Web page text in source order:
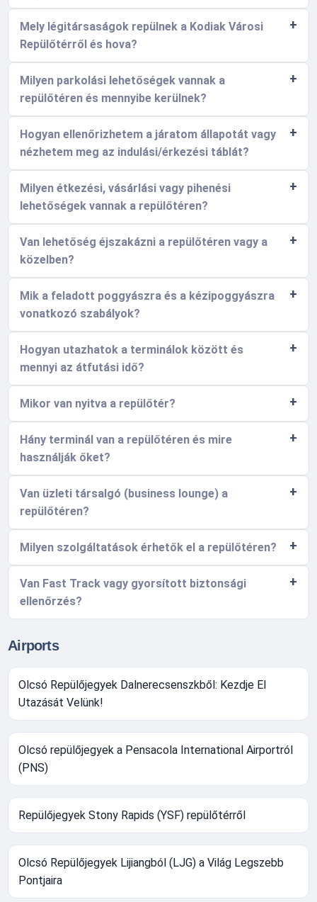
Mely légitársaságok repülnek a Kodiak Városi
Repülőtérről és hova?
Milyen parkolási lehetőségek vannak a
repülőtéren és mennyibe kerülnek?
Hogyan ellenőrizhetem a járatom állapotát vagy
nézhetem meg az indulási/érkezési táblát?
Milyen étkezési, vásárlási vagy pihenési
lehetőségek vannak a repülőtéren?
Van lehetőség éjszakázni a repülőtéren vagy a
közelben?
Mik a feladott poggyászra és a kézipoggyászra
vonatkozó szabályok?
Hogyan utazhatok a terminálok között és
mennyi az átfutási idő?
Mikor van nyitva a repülőtér?
Hány terminál van a repülőtéren és mire
használják őket?
Van üzleti társalgó (business lounge) a
repülőtéren?
Milyen szolgáltatások érhetők el a repülőtéren?
Van Fast Track vagy gyorsított biztonsági
ellenőrzés?
Airports
Olcsó Repülőjegyek Dalnerecsenszkből: Kezdje El
Utazását Velünk!
Olcsó repülőjegyek a Pensacola International Airportról
(PNS)
Repülőjegyek Stony Rapids (YSF) repülőtérről
Olcsó Repülőjegyek Lijiangból (LJG) a Világ Legszebb
Pontjaira